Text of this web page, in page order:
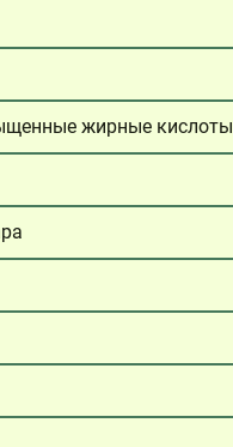
жирные кислоты